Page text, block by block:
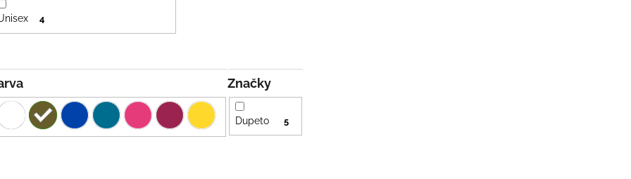
Značky
Dupeto 5
4